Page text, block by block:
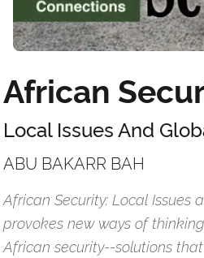
African
Local Issues And
ABU BAKARR BAH
African Security: Local Issues
provokes new ways of
African security--solutions